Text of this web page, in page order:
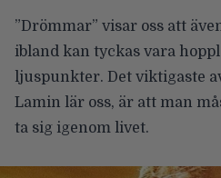
”Drömmar” visar oss att
ibland kan tyckas vara
ljuspunkter. Det viktigaste
Lamin lär oss, är att man
ta sig igenom livet.